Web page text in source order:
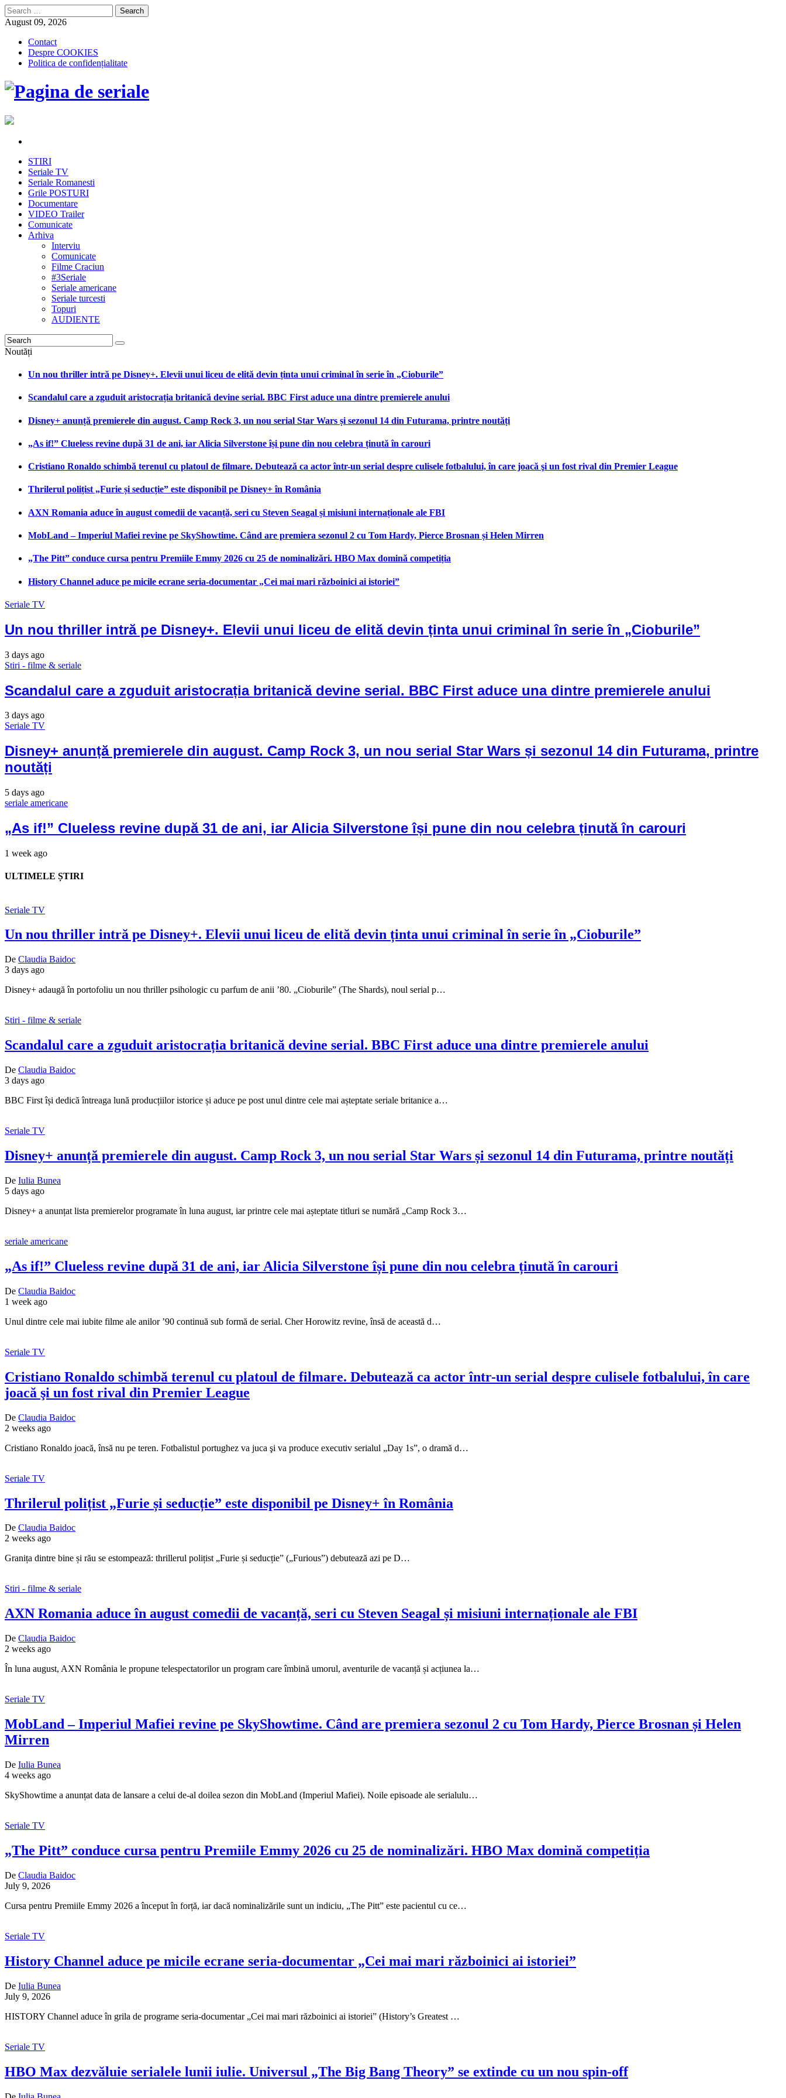
Search
for:
August 09, 2026
Contact
Despre COOKIES
Politica de confidențialitate
STIRI
Seriale TV
Seriale Romanesti
Grile POSTURI
Documentare
VIDEO Trailer
Comunicate
Arhiva
Interviu
Comunicate
Filme Craciun
#3Seriale
Seriale americane
Seriale turcesti
Topuri
AUDIENTE
Noutăți
Un nou thriller intră pe Disney+. Elevii unui liceu de elită devin ținta unui criminal în serie în „Cioburile”
Scandalul care a zguduit aristocrația britanică devine serial. BBC First aduce una dintre premierele anului
Disney+ anunță premierele din august. Camp Rock 3, un nou serial Star Wars și sezonul 14 din Futurama, printre noutăți
„As if!” Clueless revine după 31 de ani, iar Alicia Silverstone își pune din nou celebra ținută în carouri
Cristiano Ronaldo schimbă terenul cu platoul de filmare. Debutează ca actor într-un serial despre culisele fotbalului, în care joacă şi un fost rival din Premier League
Thrilerul polițist „Furie și seducție” este disponibil pe Disney+ în România
AXN Romania aduce în august comedii de vacanță, seri cu Steven Seagal și misiuni internaționale ale FBI
MobLand – Imperiul Mafiei revine pe SkyShowtime. Când are premiera sezonul 2 cu Tom Hardy, Pierce Brosnan și Helen Mirren
„The Pitt” conduce cursa pentru Premiile Emmy 2026 cu 25 de nominalizări. HBO Max domină competiția
History Channel aduce pe micile ecrane seria-documentar „Cei mai mari războinici ai istoriei”
Seriale TV
Un nou thriller intră pe Disney+. Elevii unui liceu de elită devin ținta unui criminal în serie în „Cioburile”
3 days ago
Stiri - filme & seriale
Scandalul care a zguduit aristocrația britanică devine serial. BBC First aduce una dintre premierele anului
3 days ago
Seriale TV
Disney+ anunță premierele din august. Camp Rock 3, un nou serial Star Wars și sezonul 14 din Futurama, printre
noutăți
5 days ago
seriale americane
„As if!” Clueless revine după 31 de ani, iar Alicia Silverstone își pune din nou celebra ținută în carouri
1 week ago
ULTIMELE ȘTIRI
Seriale TV
Un nou thriller intră pe Disney+. Elevii unui liceu de elită devin ținta unui criminal în serie în „Cioburile”
De Claudia Baidoc
3 days ago
Disney+ adaugă în portofoliu un nou thriller psihologic cu parfum de anii ’80. „Cioburile” (The Shards), noul serial p…
Stiri - filme & seriale
Scandalul care a zguduit aristocrația britanică devine serial. BBC First aduce una dintre premierele anului
De Claudia Baidoc
3 days ago
BBC First își dedică întreaga lună producțiilor istorice și aduce pe post unul dintre cele mai așteptate seriale britanice a…
Seriale TV
Disney+ anunță premierele din august. Camp Rock 3, un nou serial Star Wars și sezonul 14 din Futurama, printre noutăți
De Iulia Bunea
5 days ago
Disney+ a anunțat lista premierelor programate în luna august, iar printre cele mai așteptate titluri se numără „Camp Rock 3…
seriale americane
„As if!” Clueless revine după 31 de ani, iar Alicia Silverstone își pune din nou celebra ținută în carouri
De Claudia Baidoc
1 week ago
Unul dintre cele mai iubite filme ale anilor ’90 continuă sub formă de serial. Cher Horowitz revine, însă de această d…
Seriale TV
Cristiano Ronaldo schimbă terenul cu platoul de filmare. Debutează ca actor într-un serial despre culisele fotbalului, în care
joacă şi un fost rival din Premier League
De Claudia Baidoc
2 weeks ago
Cristiano Ronaldo joacă, însă nu pe teren. Fotbalistul portughez va juca şi va produce executiv serialul „Day 1s”, o dramă d…
Seriale TV
Thrilerul polițist „Furie și seducție” este disponibil pe Disney+ în România
De Claudia Baidoc
2 weeks ago
Granița dintre bine și rău se estompează: thrillerul polițist „Furie și seducție” („Furious”) debutează azi pe D…
Stiri - filme & seriale
AXN Romania aduce în august comedii de vacanță, seri cu Steven Seagal și misiuni internaționale ale FBI
De Claudia Baidoc
2 weeks ago
În luna august, AXN România le propune telespectatorilor un program care îmbină umorul, aventurile de vacanță și acțiunea la…
Seriale TV
MobLand – Imperiul Mafiei revine pe SkyShowtime. Când are premiera sezonul 2 cu Tom Hardy, Pierce Brosnan și Helen
Mirren
De Iulia Bunea
4 weeks ago
SkyShowtime a anunțat data de lansare a celui de-al doilea sezon din MobLand (Imperiul Mafiei). Noile episoade ale serialulu…
Seriale TV
„The Pitt” conduce cursa pentru Premiile Emmy 2026 cu 25 de nominalizări. HBO Max domină competiția
De Claudia Baidoc
July 9, 2026
Cursa pentru Premiile Emmy 2026 a început în forță, iar dacă nominalizările sunt un indiciu, „The Pitt” este pacientul cu ce…
Seriale TV
History Channel aduce pe micile ecrane seria-documentar „Cei mai mari războinici ai istoriei”
De Iulia Bunea
July 9, 2026
HISTORY Channel aduce în grila de programe seria-documentar „Cei mai mari războinici ai istoriei” (History’s Greatest …
Seriale TV
HBO Max dezvăluie serialele lunii iulie. Universul „The Big Bang Theory” se extinde cu un nou spin-off